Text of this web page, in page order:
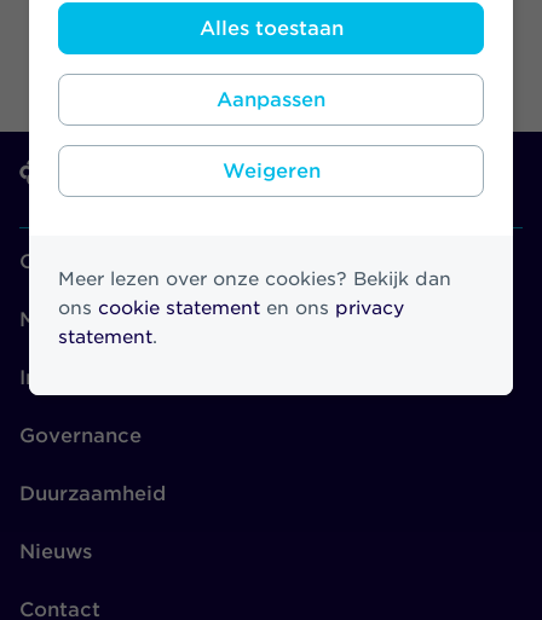
Alles toestaan
Aanpassen
Weigeren
Meer lezen over onze cookies? Bekijk dan
ons cookie statement en ons privacy
statement.
Over Athora
Merken
Investors
Governance
Duurzaamheid
Nieuws
Contact